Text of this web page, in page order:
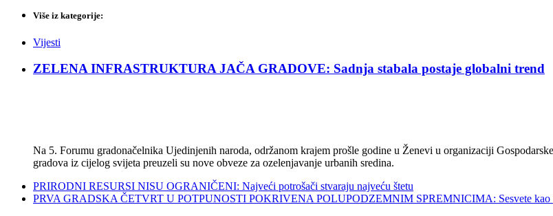
Više iz kategorije:
Vijesti
ZELENA INFRASTRUKTURA JAČA GRADOVE: Sadnja stabala postaje globalni trend
Na 5. Forumu gradonačelnika Ujedinjenih naroda, održanom krajem prošle godine u Ženevi u organizaciji
gradova iz cijelog svijeta preuzeli su nove obveze za ozelenjavanje urbanih sredina.
PRIRODNI RESURSI NISU OGRANIČENI: Najveći potrošači stvaraju najveću štetu
PRVA GRADSKA ČETVRT U POTPUNOSTI POKRIVENA POLUPODZEMNIM SPREMNICIMA: Sesvete kao